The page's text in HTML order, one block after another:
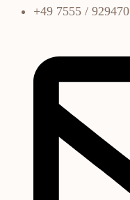
+49 7555 / 929470